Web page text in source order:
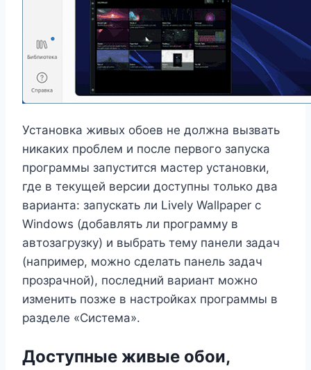
Установка живых обоев не должна вызвать
никаких проблем и после первого запуска
программы запустится мастер установки,
где в текущей версии доступны только два
варианта: запускать ли Lively Wallpaper с
Windows (добавлять ли программу в
автозагрузку) и выбрать тему панели задач
(например, можно сделать панель задач
прозрачной), последний вариант можно
изменить позже в настройках программы в
разделе «Система».
Доступные живые обои,